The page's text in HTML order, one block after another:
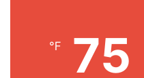
75
℉